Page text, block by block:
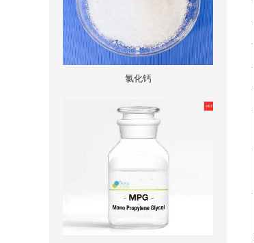
氯化钙